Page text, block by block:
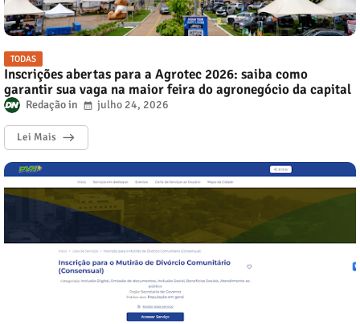
TODAS
Inscrições abertas para a Agrotec 2026: saiba como
garantir sua vaga na maior feira do agronegócio da capital
Redação julho 24, 2026
Lei Mais